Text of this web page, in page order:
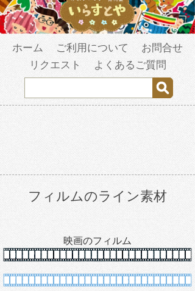
ホーム ご利用について
お問合せ
リクエスト
よくあるご質問
フィルムのライン素材
映画のフィルム